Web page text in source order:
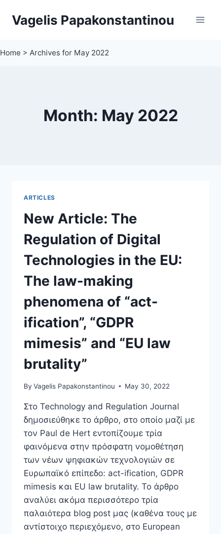
Vagelis Papakonstantinou
Home > Archives for May 2022
Month: May 2022
ARTICLES
New Article: The
Regulation of Digital
Technologies in the EU:
The law-making
phenomena of “act-
ification”, “GDPR
mimesis” and “EU law
brutality”
By Vagelis Papakonstantinou May 30, 2022
Στο Technology and Regulation Journal
δημοσιεύθηκε το άρθρο, στο οποίο μαζί με
τον Paul de Hert εντοπίζουμε τρία
φαινόμενα στην πρόσφατη νομοθέτηση
των νέων ψηφιακών τεχνολογιών σε
Ευρωπαϊκό επίπεδο: act-ification, GDPR
mimesis και EU law brutality. Το άρθρο
αναλύει ακόμα περισσότερο τρία
παλαιότερα blog post μας (καθένα τους με
αντίστοιχο περιεχόμενο, στο European